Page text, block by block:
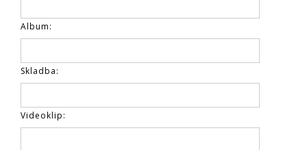
Album:
Skladba:
Videoklip: